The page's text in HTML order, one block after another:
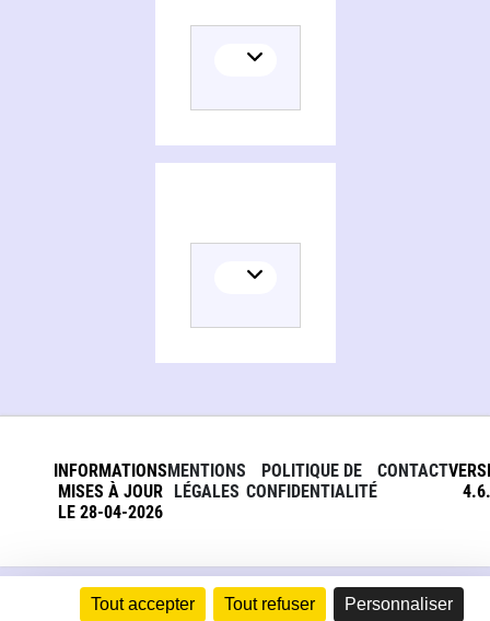
Tout accepter Tout refuser Personnaliser
INFORMATIONS
MISES À JOUR
LE 28-04-2026
MENTIONS
LÉGALES
POLITIQUE DE
CONFIDENTIALITÉ
CONTACT